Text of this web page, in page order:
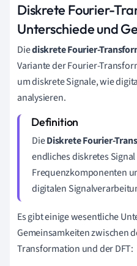
Diskrete Fourier-
Unterschiede und
Diediskrete Fourier-
Variante der Fourier-
um diskrete Signale, wie
analysieren.
DieDiskrete Fourier-
endliches diskretes
Frequenzkomponenten
digitalen
Es gibt einige wesentliche
Gemeinsamkeiten zwischen
Transformation und der DFT: